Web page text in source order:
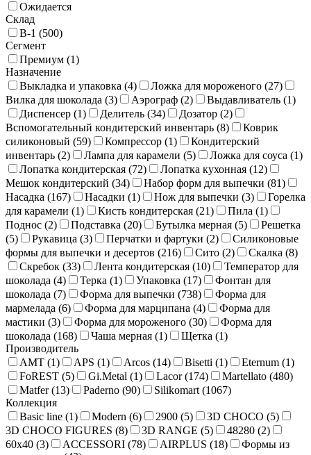
Ожидается
Склад
В-1 (500)
Сегмент
Премиум (1)
Назначение
Выкладка и упаковка (4) Ложка для мороженого (27)
Вилка для шоколада (3) Аэрограф (2) Выдавливатель (1)
Диспенсер (1) Делитель (34) Дозатор (2)
Вспомогательный кондитерский инвентарь (8)
Коврик
силиконовый (59) Компрессор (1)
Кондитерский
инвентарь (2) Лампа для карамели (5) Ложка для соуса (1)
Лопатка кондитерская (72) Лопатка кухонная (12)
Мешок кондитерский (34) Набор форм для выпечки (81)
Насадка (167) Насадки (1) Нож для выпечки (3)
Горелка
для карамели (1) Кисть кондитерская (21) Пила (1)
Поднос (2) Подставка (20) Бутылка мерная (5)
Решетка
(5) Рукавица (3) Перчатки и фартуки (2)
Силиконовые
формы для выпечки и десертов (216) Сито (2) Скалка (8)
Скребок (33) Лента кондитерская (10)
Температор для
шоколада (4) Терка (1) Упаковка (17)
Фонтан для
шоколада (7) Форма для выпечки (738)
Форма для
мармелада (6) Форма для марципана (4)
Форма для
мастики (3) Форма для мороженого (30)
Форма для
шоколада (168) Чаша мерная (1) Щетка (1)
Производитель
AMT (1) APS (1) Arcos (14) Bisetti (1) Eternum (1)
FoREST (5) Gi.Metal (1) Lacor (174) Martellato (480)
Matfer (13) Paderno (90) Silikomart (1067)
Коллекция
Basic line (1) Modern (6) 2900 (5) 3D CHOCO (5)
3D CHOCO FIGURES (8) 3D RANGE (5) 48280 (2)
60x40 (3) ACCESSORI (78) AIRPLUS (18)
Формы из